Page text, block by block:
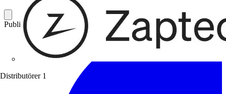
Distributörer 1
Publicerad: 16 april 2024 Kategori: Branschnyheter